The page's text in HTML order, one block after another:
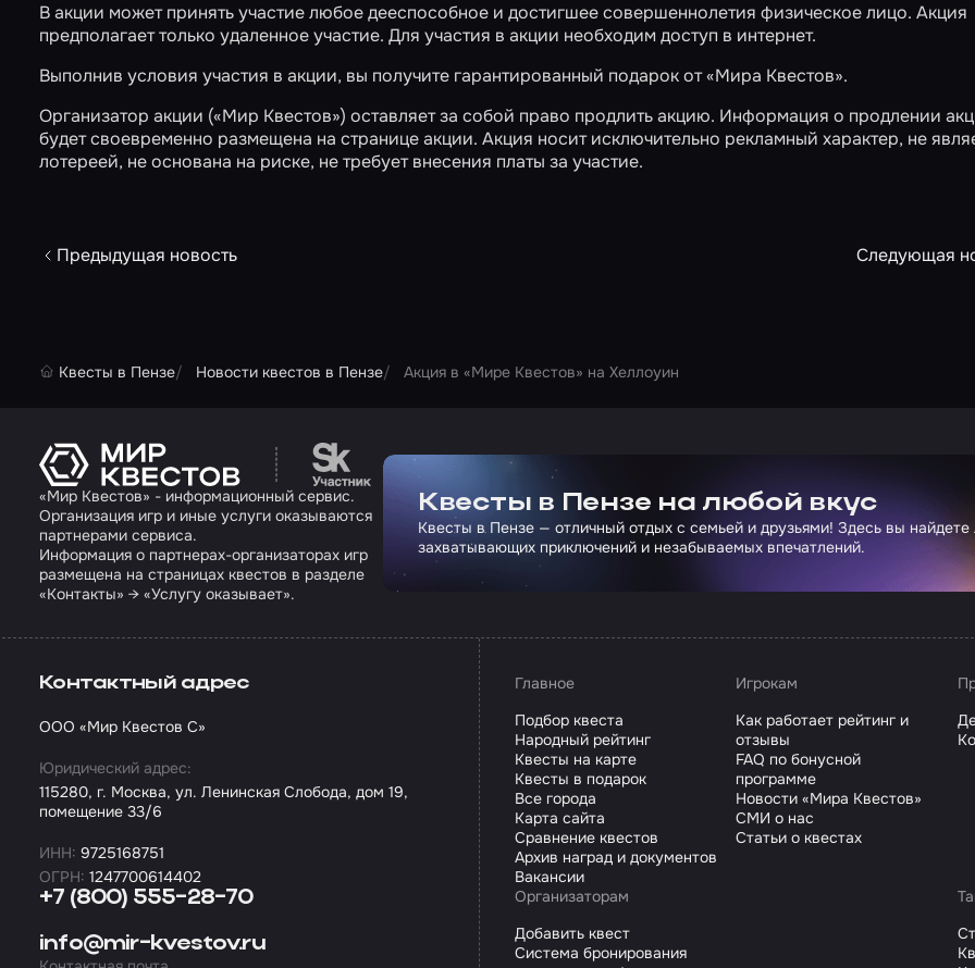
В акции может принять участие любое дееспособное и достигшее совершеннолетия физическое лицо. Акция
предполагает только удаленное участие. Для участия в акции необходим доступ в интернет.
Выполнив условия участия в акции, вы получите гарантированный подарок от «Мира Квестов».
Организатор акции («Мир Квестов») оставляет за собой право продлить акцию. Информация о продлении
будет своевременно размещена на странице акции. Акция носит исключительно рекламный характер, не
лотереей, не основана на риске, не требует внесения платы за участие.
Предыдущая новость Следующая
Квесты в Пензе Новости квестов в Пензе Акция в «Мире Квестов» на Хеллоуин
Перейти на сайт партнера Сколково
«Мир Квестов» - информационный сервис.
Организация игр и иные услуги оказываются
партнерами сервиса.
Информация о партнерах-организаторах игр
размещена на страницах квестов в разделе
«Контакты» → «Услугу оказывает».
Квесты в Пензе на любой вкус
Квесты в Пензе — отличный отдых с семьей и друзьями! Здесь вы
захватывающих приключений и незабываемых впечатлений.
+7 (800) 555-28-70
info@mir-kvestov.ru
Контактный адрес
ООО «Мир Квестов С»
Юридический адрес:
115280, г. Москва, ул. Ленинская Слобода, дом 19,
помещение 33/6
ИНН: 9725168751
ОГРН: 1247700614402
Главное
Подбор квеста
Народный рейтинг
Квесты на карте
Квесты в подарок
Все города
Карта сайта
Сравнение квестов
Архив наград и документов
Вакансии
Игрокам
Как работает рейтинг и
отзывы
FAQ по бонусной
программе
Новости «Мира Квестов»
СМИ о нас
Статьи о квестах
Организаторам
Добавить квест
Система бронирования